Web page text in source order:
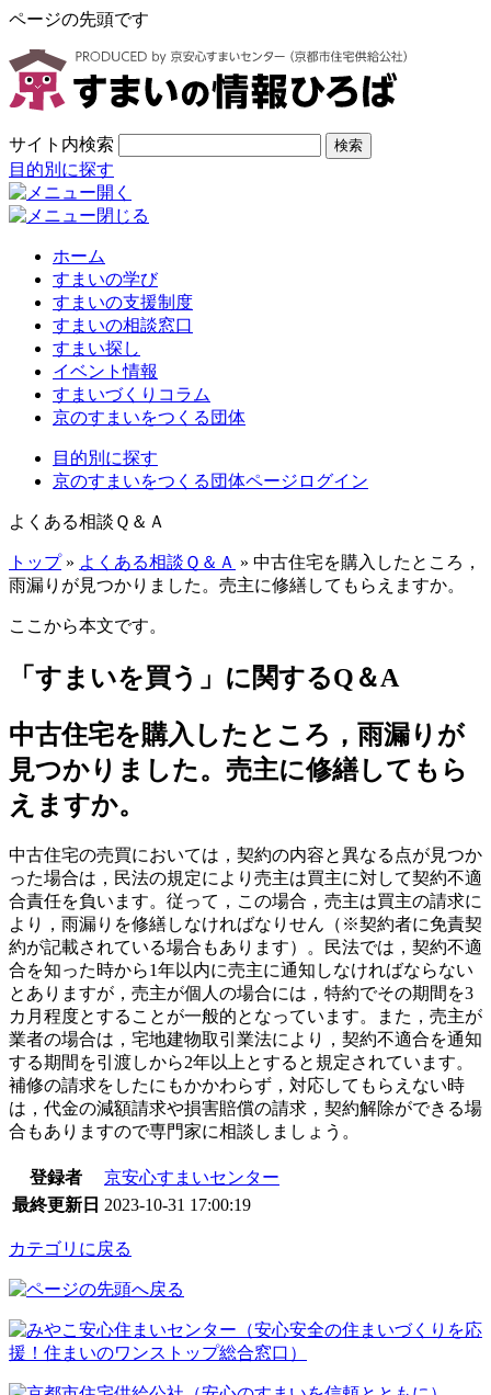
ページの先頭です
サイト内検索 検索
目的別に探す
ホーム
すまいの学び
すまいの支援制度
すまいの相談窓口
すまい探し
イベント情報
すまいづくりコラム
京のすまいをつくる団体
目的別に探す
京のすまいをつくる団体ページログイン
よくある相談Ｑ＆Ａ
トップ» よくある相談Ｑ＆Ａ » 中古住宅を購入したところ，
雨漏りが見つかりました。売主に修繕してもらえますか。
ここから本文です。
「すまいを買う」に関するQ＆A
中古住宅を購入したところ，雨漏りが
見つかりました。売主に修繕してもら
えますか。
中古住宅の売買においては，契約の内容と異なる点が見つか
った場合は，民法の規定により売主は買主に対して契約不適
合責任を負います。従って，この場合，売主は買主の請求に
より，雨漏りを修繕しなければなりせん（※契約者に免責契
約が記載されている場合もあります）。民法では，契約不適
合を知った時から1年以内に売主に通知しなければならない
とありますが，売主が個人の場合には，特約でその期間を3
カ月程度とすることが一般的となっています。また，売主が
業者の場合は，宅地建物取引業法により，契約不適合を通知
する期間を引渡しから2年以上とすると規定されています。
補修の請求をしたにもかかわらず，対応してもらえない時
は，代金の減額請求や損害賠償の請求，契約解除ができる場
合もありますので専門家に相談しましょう。
登録者
京安心すまいセンター
最終更新日 2023-10-31 17:00:19
カテゴリに戻る